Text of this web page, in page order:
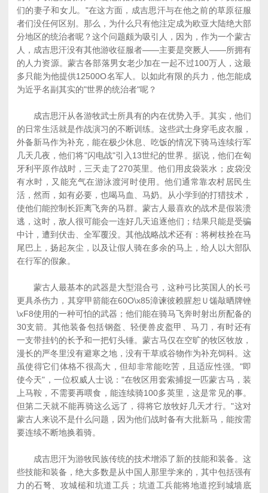
们的妻子和女儿。"在这方面，成吉思汗与在他之前的草原征服
者们没任何区别。那么，为什么只有他注定成为欧亚大陆绝大部
分地区的统治者呢？这个问题颇为吸引人，因为，作为一个蒙古
人，成吉思汗没有其他游收征服者――主要是突厥人――所拥有
的人力资源。蒙古各部落男女老少加在一起不过100万人，这最
多只能为他提供12500O名军人。以如此有限的兵力，他怎能成
为近乎名副其实的"世界的统治者"呢？
成吉思汗从各游牧武士所具有的内在优势入手。其实，他们
的日常生活就是作战演习的不断训练。这些武士身穿毛皮衣服，
外备新马作为补充，能在极少休息、吃饭的情况下骑马连续行军
几天几夜，他们将"闪电战"引入13世纪的世界。据说，他们在匈
牙利平原作战时，三天走了270英里。他们用皮袋装水；皮袋没
有水时，又能充气在游泳渡河时使用。他们通常靠农村居民生
活，然而，如有必要，也喝马血、马奶。从小学到的打猎技术，
使他们能控制长距离飞奔的马群。蒙古人最喜欢的战术是假装溃
逃，这时，敌人很可能会一连好几天追逐他们；结果只能是受骗
中计，遭到伏击、全军覆没。其他战略战术还有：将树枝拴在马
尾巴上，扬起灰尘，以及让假人骑在多余的马上，给人以大部队
在行军的假象。
蒙古人最基本的武器是大型混合弓，这种弓比英国人的长弓
更具杀伤力，其穿甲箭能在60O\x85漳谏彼赖腥恕Ｕ馐敲晒牌锉
\xF8使用的一种可怕的武器；他们能在骑马飞奔时射出所配备的
30支箭。其他装备包括钢盔、轻便兽皮盔甲、马刀，有时还有
一支带挂钓的长予和一把钉头锤。蒙古马仅在空旷的牧区牧放，
漫长的严冬里没有避寒之地，没有干草或谷物作为补充饲科。这
虽使得它们体格不很高大，但却非常能吃苦，且适应性强。"即
使今天"，一位权威人士说："在牧区用套索捕捉一匹蒙古马，装
上马鞍，不需要再喂食，能连续骑100多英里，这是常见的事。
但第二天就不能再骑这么远了，得将它放牧好几天才行。"这对
蒙古人来说不是什么问题，因为他们战时备有大批新马，能按需
要连续不断地换着骑。
成吉思汗为游牧民族传统的技术增添了新的技能和装备。这
些技能和装备，绝大多数是从中国人那里学来的，其中包括强有
力的石弩、攻城槌和坑道工兵；坑道工兵能将地道挖到城墙底